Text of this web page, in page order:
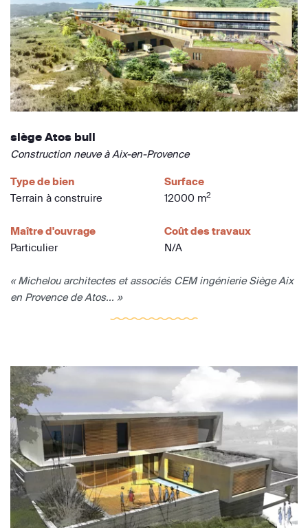
siège Atos bull
Construction neuve à Aix-en-Provence
Type de bien
Terrain à construire
Surface
12000 m2
Maître d'ouvrage
Particulier
Coût des travaux
N/A
« Michelou architectes et associés CEM ingénierie Siège Aix
en Provence de Atos... »